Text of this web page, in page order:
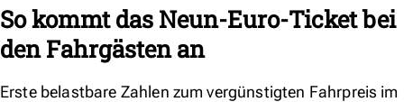
So kommt das Neun-Euro-Ticket bei
den Fahrgästen an
Erste belastbare Zahlen zum vergünstigten Fahrpreis im